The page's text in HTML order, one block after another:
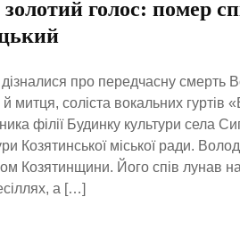
голос: помер
про передчасну смерть
митця, соліста вокальних гуртів
філії Будинку культури села
Козятинської міської ради.
Козятинщини. Його спів лунав
а […]